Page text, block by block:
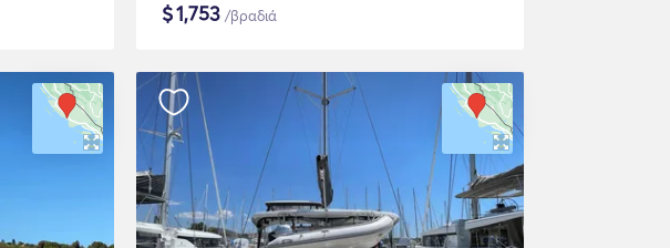
$1,753 /βραδιά